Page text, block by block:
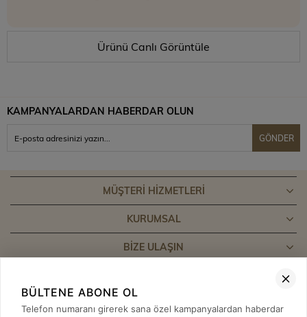
Ürünü Canlı Görüntüle
KAMPANYALARDAN HABERDAR OLUN
GÖNDER
MÜŞTERI HIZMETLERI
KURUMSAL
BIZE ULAŞIN
BÜLTENE ABONE OL
Telefon numaranı girerek sana özel kampanyalardan haberdar